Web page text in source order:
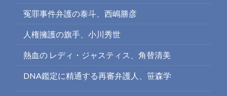
冤罪事件弁護の泰斗、西嶋勝彦
人権擁護の旗手、小川秀世
熱血の レディ・ジャスティス、角替清美
DNA鑑定に精通する再審弁護人、笹森学